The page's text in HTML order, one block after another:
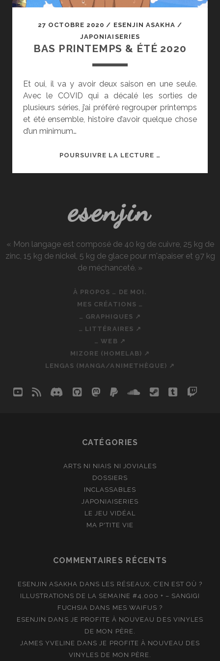
27 OCTOBRE 2020 / ESENJIN ASAKHA /
JAPONIAISERIES
BAS PRINTEMPS & ÉTÉ 2020
Et oui, il va y avoir deux saison en une seule.
Avec le COVID qui a décalé les sorties de
plusieurs séries, j’ai préféré regrouper printemps
et été ensemble, histoire d’avoir quelque chose
d’un minimum…
POURSUIVRE LA LECTURE …
esenjin
« Mon langage est composé de 40 kg de cuivre, 25 kg de
zinc, 15 kg de nickel, 5 kg de glace pour m'apaiser et 97 kg
de méchanceté. »
À PROPOS … DE MOI.
MES CRÉATIONS …
… GRAPHIQUES ↗
… LITTÉRAIRES ↗
… WEB ↗
MIZORE (HOMELAB) ↗
LENGAS (MANGA/ANIMETHÈQUE) ↗
youtube
rss discord
githubmastodon
paypalsoundcloud
steamtumblr
CATÉGORIES
ARTS NI NIAIS NI JOVIALES
DOSSIERS
INCLASSABLES
JAPONIAISERIES
LE JEU VIDÉAL
MA P'TITE VIE
COMMENTAIRES RÉCENTS
ESENJIN ASAKHA DANS LES RÉSEAUX, C’EN EST OÙ ?
ILLUSTRATIONS DE LA SEMAINE #4.000 + – SANGIGI
FUCHSIA DANS MES WAIFUS ?
ESENJIN DANS JE PROFITE À NOUVEAU DES VINYLES
DE MON PÈRE.
JAMES YVELINE DANSJE PROFITE À NOUVEAU DES
VINYLES DE MON PÈRE.